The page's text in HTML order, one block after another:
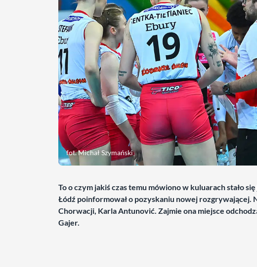
fot. Michał Szymański
To o czym jakiś czas temu mówiono w kuluarach stało
Łódź poinformował o pozyskaniu nowej rozgrywającej.
Chorwacji, Karla Antunović. Zajmie ona miejsce
Gajer.